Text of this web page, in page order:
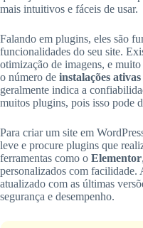
mais intuitivos e fáceis de usar.
Falando em plugins, eles são
funcionalidades do seu site.
otimização de imagens, e
o número de instalações ativas
geralmente indica a
muitos plugins, pois isso pode
Para criar um site em
leve e procure plugins que
ferramentas como o Elementor
personalizados com facilidade.
atualizado com as últimas
segurança e desempenho.